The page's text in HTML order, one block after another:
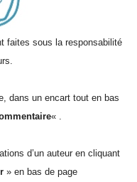
faites sous la responsabilité
dans un encart tout en bas
« .
d’un auteur en cliquant
» en bas de page